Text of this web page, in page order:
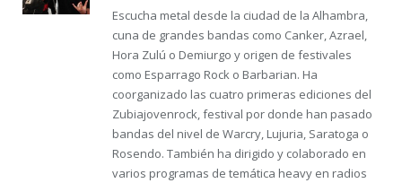
Escucha metal desde la ciudad de la Alhambra,
cuna de grandes bandas como Canker, Azrael,
Hora Zulú o Demiurgo y origen de festivales
como Esparrago Rock o Barbarian. Ha
coorganizado las cuatro primeras ediciones del
Zubiajovenrock, festival por donde han pasado
bandas del nivel de Warcry, Lujuria, Saratoga o
Rosendo. También ha dirigido y colaborado en
varios programas de temática heavy en radios